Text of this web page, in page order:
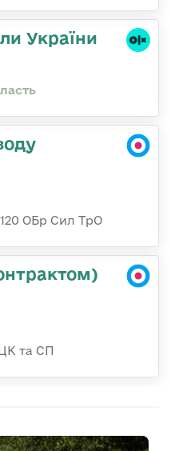
України
ОБр Cил ТрО
та СП